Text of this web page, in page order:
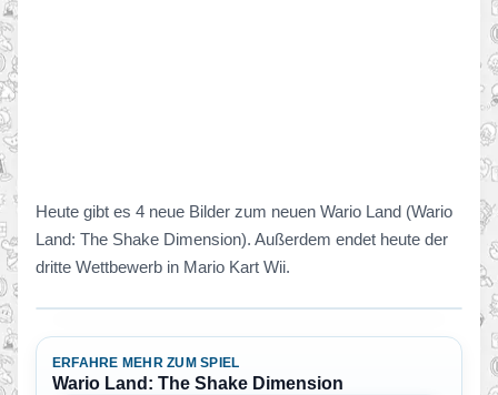
Heute gibt es 4 neue Bilder zum neuen Wario Land (Wario
Land: The Shake Dimension). Außerdem endet heute der
dritte Wettbewerb in Mario Kart Wii.
ERFAHRE MEHR ZUM SPIEL
Wario Land: The Shake Dimension